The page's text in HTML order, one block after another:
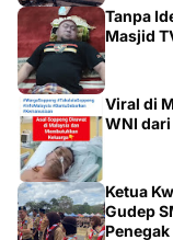
Tanpa
Masjid
Viral di
WNI
Ketua
Gudep
Penegak